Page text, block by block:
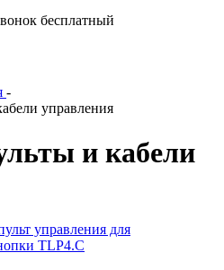
бесплатный
-
управления
и кабели